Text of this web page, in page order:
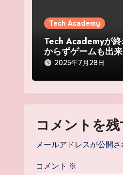
ンTech Academy
Tech Academyが
からずゲームも出来
描けなくて辛かった
2025年7月28日
コメントを
メールアドレスが公開さ
コメント ※